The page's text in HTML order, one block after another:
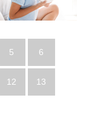
5 6
12 13